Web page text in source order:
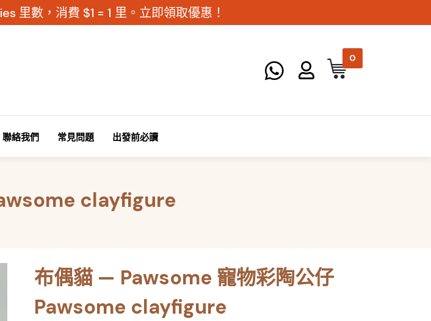
里數，消費 $1 = 1 里。立即領取優惠！
0
聯絡我們 常見問題 出發前必讀
clayfigure
布偶貓 — Pawsome 寵物彩陶公仔
Pawsome clayfigure